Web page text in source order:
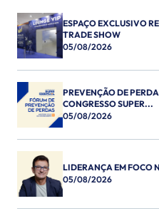
ESPAÇO EXCLUSIVO
TRADE SHOW
05/08/2026
PREVENÇÃO DE
CONGRESSO SUPER...
05/08/2026
LIDERANÇA EM FOCO
05/08/2026